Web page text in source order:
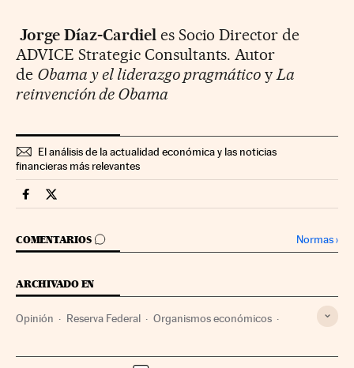
Jorge Díaz-Cardiel es Socio Director de
ADVICE Strategic Consultants. Autor
de Obama y el liderazgo pragmático y La
reinvención de Obama
El análisis de la actualidad económica y las noticias
financieras más relevantes
Mercados Financieros Cinco Días en Facebook
Mercados Financieros Cinco Días en Twitter
COMENTARIOS
IR A LOS COMENTARIOS Normas›
ARCHIVADO EN
Opinión Reserva Federal Organismos económicos